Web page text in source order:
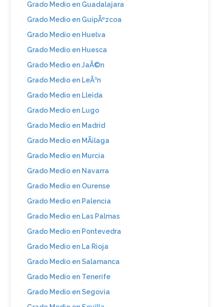
Grado Medio en Guadalajara
Grado Medio en GuipÃºzcoa
Grado Medio en Huelva
Grado Medio en Huesca
Grado Medio en JaÃ©n
Grado Medio en LeÃ³n
Grado Medio en Lleida
Grado Medio en Lugo
Grado Medio en Madrid
Grado Medio en MÃ¡laga
Grado Medio en Murcia
Grado Medio en Navarra
Grado Medio en Ourense
Grado Medio en Palencia
Grado Medio en Las Palmas
Grado Medio en Pontevedra
Grado Medio en La Rioja
Grado Medio en Salamanca
Grado Medio en Tenerife
Grado Medio en Segovia